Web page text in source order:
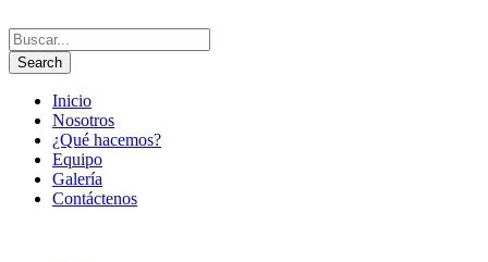
Inicio
Nosotros
¿Qué hacemos?
Equipo
Galería
Contáctenos